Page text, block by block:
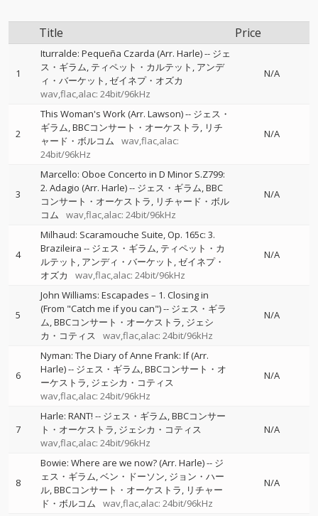
Title Price
1
Iturralde: Pequeña Czarda (Arr. Harle)-- ジェ
ス・ギラム ティペット・カルテット アンデ
ィ・バーケット ゼイネプ・オズカ
wav,flac,alac: 24bit/96kHz
N/A
2
This Woman's Work (Arr. Lawson)-- ジェス・
ギラム BBCコンサート・オーケストラ
リチ
ャード・ボルコム
wav,flac,alac:
24bit/96kHz
N/A
3
Marcello: Oboe Concerto in D Minor S.Z799:
2. Adagio (Arr. Harle)-- ジェス・ギラム BBC
コンサート・オーケストラ
リチャード・ボル
コム
wav,flac,alac: 24bit/96kHz
N/A
4
Milhaud: Scaramouche Suite, Op. 165c: 3.
Brazileira -- ジェス・ギラム ティペット・カ
ルテット アンディ・バーケット ゼイネプ・
オズカ
wav,flac,alac: 24bit/96kHz
N/A
5
John Williams: Escapades – 1. Closing in
(From "Catch me if you can")-- ジェス・ギラ
ム BBCコンサート・オーケストラ ジェシ
カ・コティス
wav,flac,alac: 24bit/96kHz
N/A
6
Nyman: The Diary of Anne Frank: If (Arr.
Harle)-- ジェス・ギラム BBCコンサート・オ
ーケストラ ジェシカ・コティス
wav,flac,alac: 24bit/96kHz
N/A
7
Harle: RANT! -- ジェス・ギラム BBCコンサー
ト・オーケストラ ジェシカ・コティス
wav,flac,alac: 24bit/96kHz
N/A
8
Bowie: Where are we now? (Arr. Harle)-- ジ
ェス・ギラム ベン・ドーソン ジョン・ハー
ル BBCコンサート・オーケストラ
リチャー
ド・ボルコム
wav,flac,alac: 24bit/96kHz
N/A